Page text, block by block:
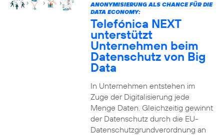
ANONYMISIERUNG ALS CHANCE FÜR DIE
DATA ECONOMY:
Telefónica NEXT
unterstützt
Unternehmen beim
Datenschutz von Big
Data
In Unternehmen entstehen im
Zuge der Digitalisierung jede
Menge Daten. Gleichzeitig gewinnt
der Datenschutz durch die EU-
Datenschutzgrundverordnung an